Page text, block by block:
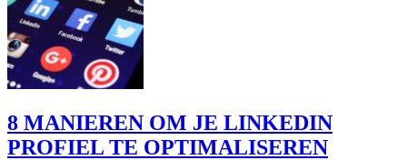
8 MANIEREN OM JE LINKEDIN
PROFIEL TE OPTIMALISEREN